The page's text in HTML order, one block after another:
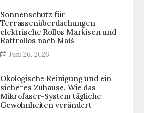
Sonnenschutz für
Terrassenüberdachungen
elektrische Rollos Markisen und
Raffrollos nach Maß
Juni 26, 2026
Ökologische Reinigung und ein
sicheres Zuhause. Wie das
Mikrofaser-System tägliche
Gewohnheiten verändert